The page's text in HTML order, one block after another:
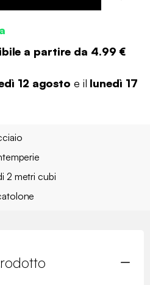
a partire da 4.99 €
12 agosto e il lunedì 17
2 metri cubi